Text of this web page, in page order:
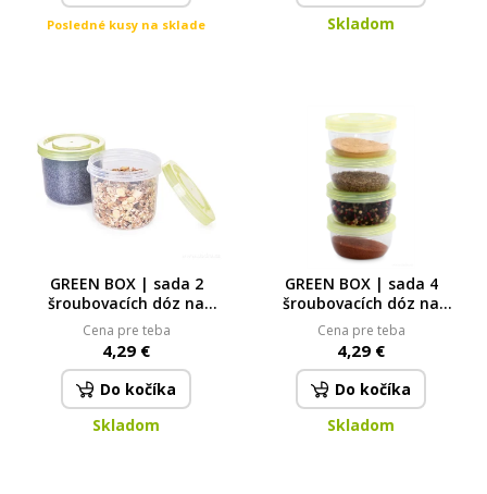
Posledné kusy na sklade
Skladom
GREEN BOX | sada 2
šroubovacích dóz na
potraviny | 370 ml 2 x 370
ml
Cena pre teba
4,29 €
Do kočíka
Skladom
GREEN BOX | sada 4
šroubovacích dóz na
potraviny | 180 ml
Cena pre teba
4,29 €
Do kočíka
Skladom